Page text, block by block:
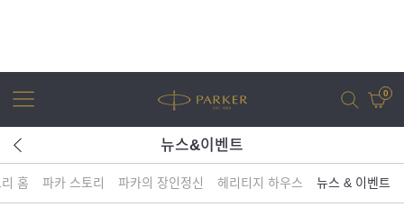
0
뉴스&이벤트
홈 파카 스토리 파카의 장인정신 헤리티지 하우스 뉴스 & 이벤트